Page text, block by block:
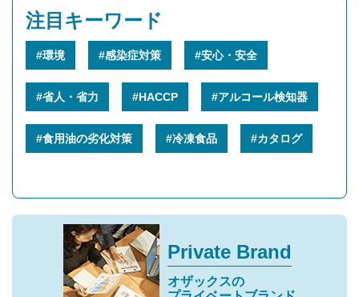
注目キーワード
#環境 #感染症対策 #安心・安全
#省人・省力 #HACCP #アルコール検知器
#食用油の劣化対策 #冷凍食品 #カタログ
Private Brand
オザックスの